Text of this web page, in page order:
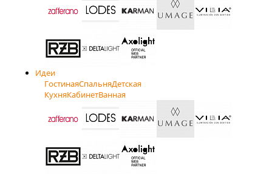
Идеи
ГостинаяСпальняДетская
КухняКабинетВанная